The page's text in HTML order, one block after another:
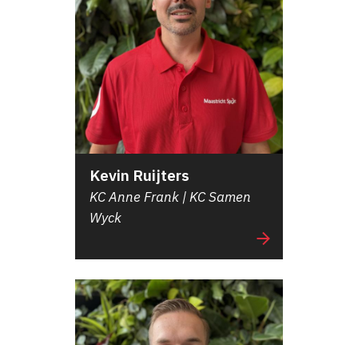
Kevin Ruijters
KC Anne Frank | KC Samen
Wyck